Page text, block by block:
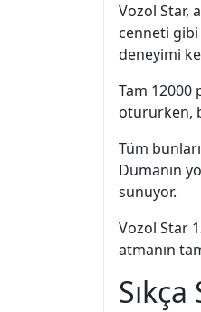
Vozol Star,
cenneti gibi
deneyimi
Tam 12000
otururken,
Tüm
Dumanın
sunuyor.
Vozol Star
atmanın